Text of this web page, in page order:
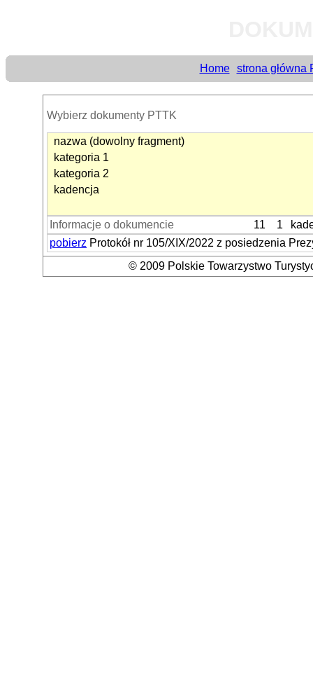
Home strona główna
Wybierz dokumenty PTTK
nazwa (dowolny fragment)
kategoria 1
kategoria 2
kadencja
Informacje o dokumencie 11 1
pobierz Protokół nr 105/XIX/2022 z posiedzenia
© 2009 Polskie Towarzystwo